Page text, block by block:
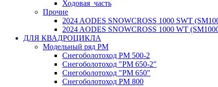
Ходовая_часть
Прочие
2024 AODES SNOWCROSS 1000 SWT
2024 AODES SNOWCROSS 1000 WT
ДЛЯ КВАДРОЦИКЛА
Модельный ряд РМ
Снегоболотоход РМ 500-2
Снегоболотоход "РМ 650-2"
Снегоболотоход "РМ 650"
Снегоболотоход РМ 800